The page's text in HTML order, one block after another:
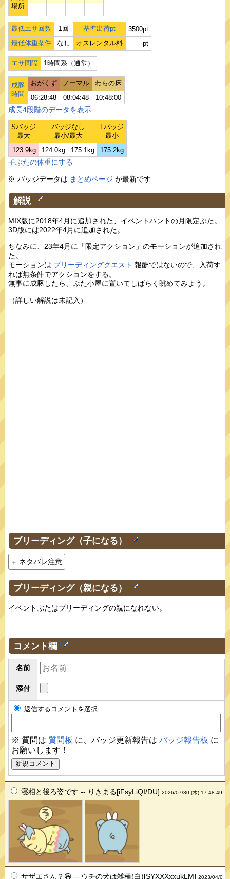
場所
‐
‐ ‐ ‐
最低エサ回数 1回 基準出荷pt
3500pt
最低体重条件
なし オスレンタル料 -pt
エサ間隔 1時間系（通常）
成豚
時間
おがくず ノーマル
わらの床
06:28:48
08:04:48 10:48:00
成長4段階のデータを表示
Sバッジ
最大
バッジなし
最小/最大
Lバッジ
最小
123.9kg
124.0kg 175.1kg 175.2kg
子ぶたの体重にする
※ バッジデータは まとめページ が最新です
解説 †
MIX版に2018年4月に追加された、イベントハントの月限定ぶた。
3D版には2022年4月に追加された。
ちなみに、23年4月に「限定アクション」のモーションが追加され
た。
モーションは ブリーディングクエスト 報酬ではないので、入荷す
れば無条件でアクションをする。
無事に成豚したら、ぶた小屋に置いてしばらく眺めてみよう。
（詳しい解説は未記入）
ブリーディング（子になる） †
ネタバレ注意
ブリーディング（親になる） †
イベントぶたはブリーディングの親になれない。
コメント欄 †
名前
添付
返信するコメントを選択
※ 質問は 質問板 に、バッジ更新報告はバッジ報告板 に
お願いします！
寝相と後ろ姿です -- りきまる[iFsyLiQI/DU]2026/07/30 (木) 17:48:49
サザエさん？😆 -- ウチの犬は雑種(白)[SYXXXxxukLM]2023/04/0